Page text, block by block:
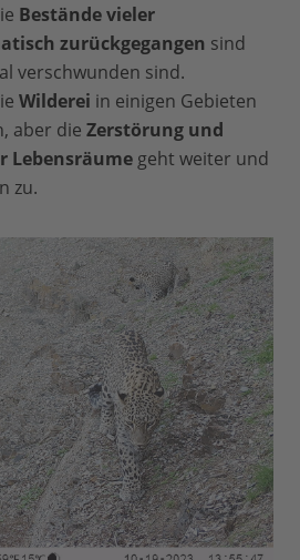
Bestände vieler
zurückgegangen sind
verschwunden sind.
Wilderei in einigen Gebieten
aber die Zerstörung und
Lebensräume geht weiter und
zu.